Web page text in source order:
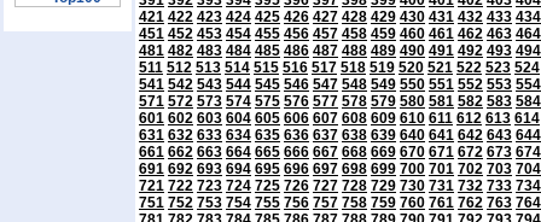
421 422 423 424 425 426 427 428 429 430 431 432 433 434
451 452 453 454 455 456 457 458 459 460 461 462 463 464
481 482 483 484 485 486 487 488 489 490 491 492 493 494
511 512 513 514 515 516 517 518 519 520 521 522 523 524
541 542 543 544 545 546 547 548 549 550 551 552 553 554
571 572 573 574 575 576 577 578 579 580 581 582 583 584
601 602 603 604 605 606 607 608 609 610 611 612 613 614
631 632 633 634 635 636 637 638 639 640 641 642 643 644
661 662 663 664 665 666 667 668 669 670 671 672 673 674
691 692 693 694 695 696 697 698 699 700 701 702 703 704
721 722 723 724 725 726 727 728 729 730 731 732 733 734
751 752 753 754 755 756 757 758 759 760 761 762 763 764